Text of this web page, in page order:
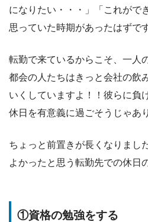
になりたい・・・」「これがで
思っていた時期があったはずで
転勤で来ているからこそ、一人
都会の人たちはきっと会社の飲
いくしていますよ！！彼らに負
休日を有意義に過ごそうじゃあ
ちょっと前置きが長くなりまし
よかったと思う転勤先での休日
①資格の勉強をする